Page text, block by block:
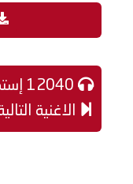
الاغنية